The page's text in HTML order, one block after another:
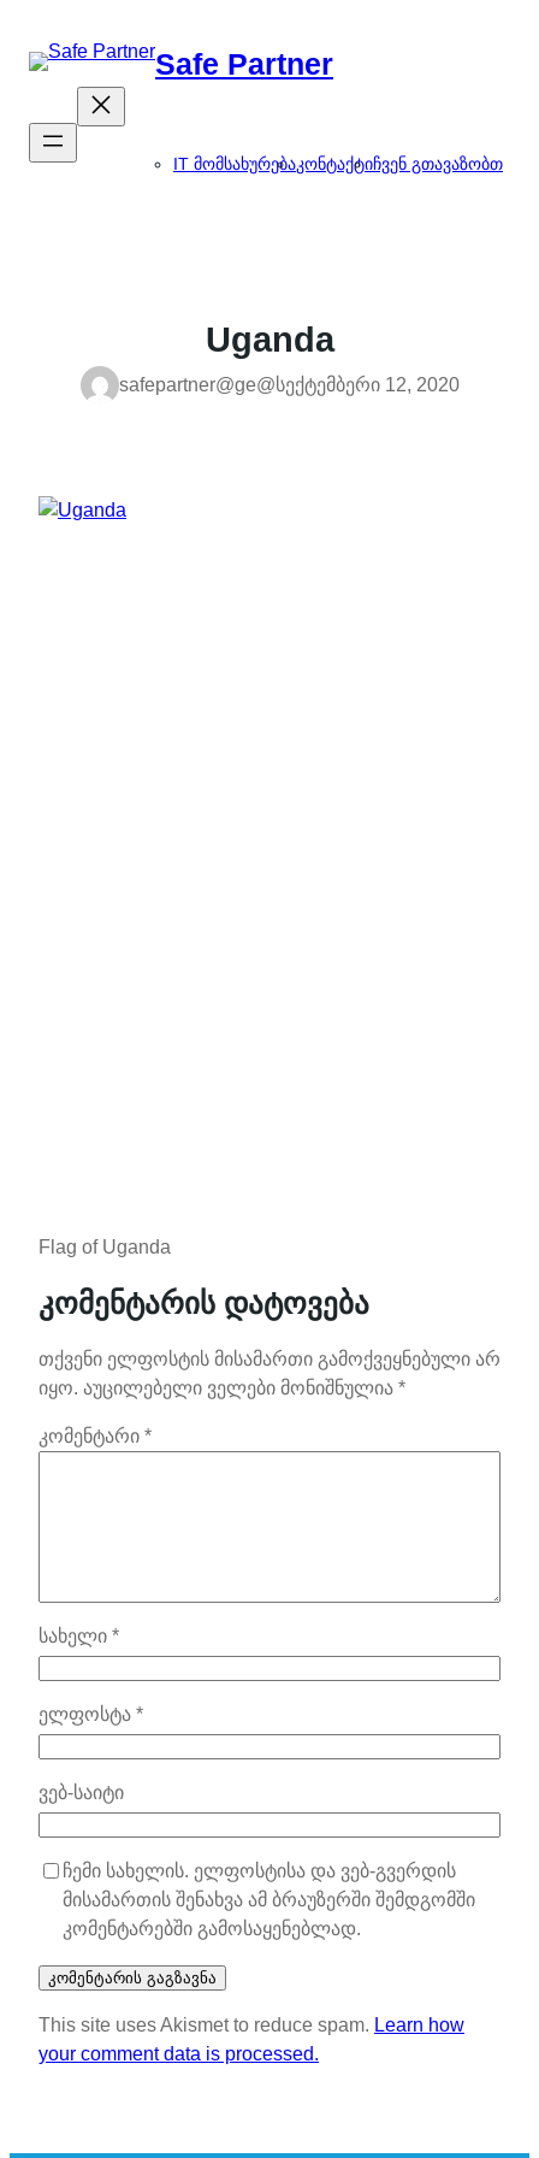
გადასვლა
Safe Partner
IT მომსახურებაკონტაქტიჩვენ გთავაზობთ
Uganda
safepartner@ge@სექტემბერი 12, 2020
Flag of Uganda
კომენტარის დატოვება
თქვენი ელფოსტის მისამართი გამოქვეყნებული არ
იყო. აუცილებელი ველები მონიშნულია *
კომენტარი *
სახელი *
ელფოსტა *
ვებ-საიტი
ჩემი სახელის. ელფოსტისა და ვებ-გვერდის
მისამართის შენახვა ამ ბრაუზერში შემდგომში
კომენტარებში გამოსაყენებლად.
This site uses Akismet to reduce spam. Learn how
your comment data is processed.